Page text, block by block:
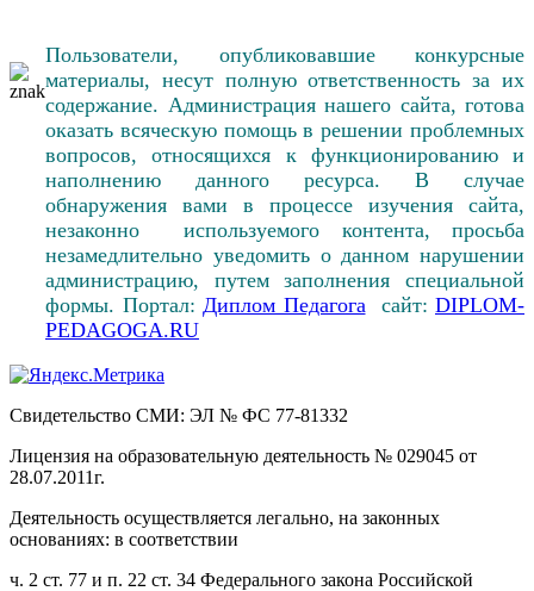
Пользователи, опубликовавшие конкурсные
материалы, несут полную ответственность за их
содержание. Администрация нашего сайта, готова
оказать всяческую помощь в решении проблемных
вопросов, относящихся к функционированию и
наполнению данного ресурса. В случае
обнаружения вами в процессе изучения сайта,
незаконно используемого контента, просьба
незамедлительно уведомить о данном нарушении
администрацию, путем заполнения специальной
формы. Портал: Диплом Педагога сайт: DIPLOM-
PEDAGOGA.RU
Свидетельство СМИ: ЭЛ № ФС 77-81332
Лицензия на образовательную деятельность № 029045 от
28.07.2011г.
Деятельность осуществляется легально, на законных
основаниях: в соответствии
ч. 2 ст. 77 и п. 22 ст. 34 Федерального закона Российской